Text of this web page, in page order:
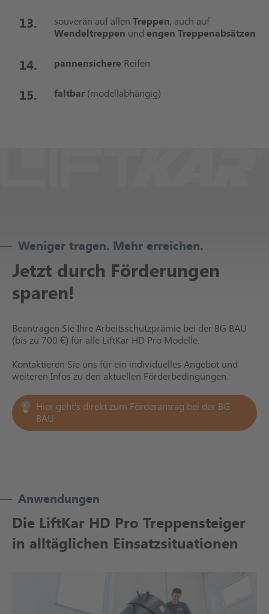
souverän auf allen Treppen, auch auf
Wendeltreppen und engen Treppenabsätzen
pannensichere Reifen
faltbar (modellabhängig)
Weniger tragen. Mehr erreichen.
Jetzt durch Förderungen
sparen!
Beantragen Sie Ihre Arbeitsschutzprämie bei der BG BAU
(bis zu 700 €) für alle LiftKar HD Pro Modelle.
Kontaktieren Sie uns für ein individuelles Angebot und
weiteren Infos zu den aktuellen Förderbedingungen.
Hier geht's direkt zum Förderantrag bei der BG
BAU.
Anwendungen
Die LiftKar HD Pro Treppensteiger
in alltäglichen Einsatzsituationen